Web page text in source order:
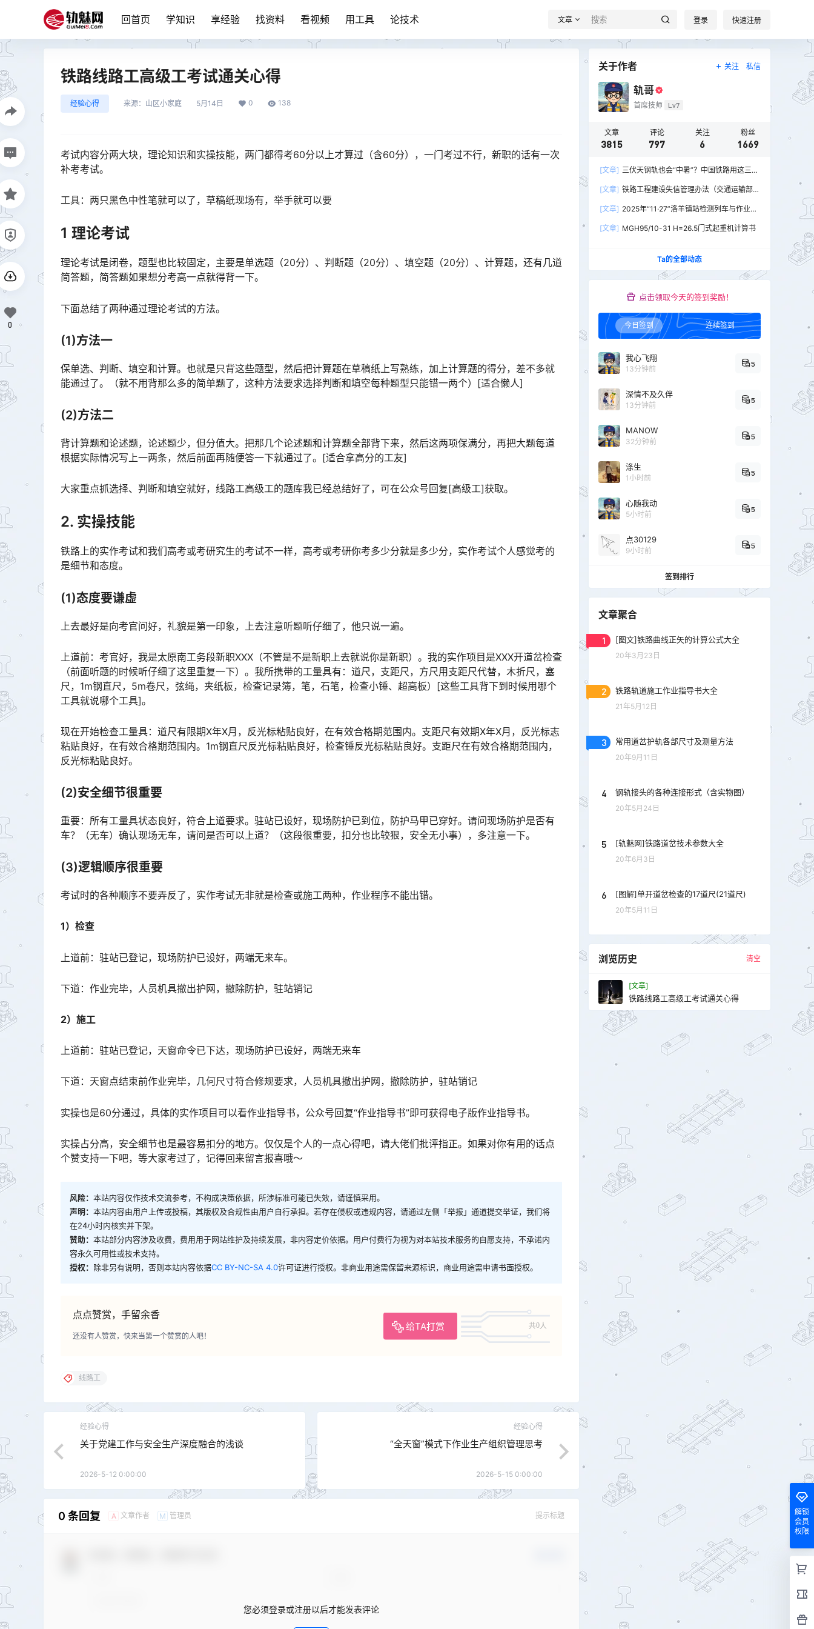
回首页 学知识 享经验 找资料 看视频 用工具 论技术 文章 登录 快速注册
铁路线路工高级工考试通关心得
经验心得 来源： 山区小家庭 5月14日 0 138
考试内容分两大块，理论知识和实操技能，两门都得考60分以上才算过（含60分），一门考过不行，新职的话有一次
补考考试。
工具：两只黑色中性笔就可以了，草稿纸现场有，举手就可以要
1 理论考试
理论考试是闭卷，题型也比较固定，主要是单选题（20分）、判断题（20分）、填空题（20分）、计算题，还有几道
简答题，简答题如果想分考高一点就得背一下。
下面总结了两种通过理论考试的方法。
(1)方法一
保单选、判断、填空和计算。也就是只背这些题型，然后把计算题在草稿纸上写熟练，加上计算题的得分，差不多就
能通过了。（就不用背那么多的简单题了，这种方法要求选择判断和填空每种题型只能错一两个）[适合懒人]󠅅󠅃󠄵󠅂󠄪󠇖󠆨󠆨󠇕󠆞󠆒󠅬󠇘󠆭󠆘󠇙󠆝󠅵󠇗󠆭󠆁󠄐󠇗󠅹󠅸󠇖󠆍󠅳󠇖󠅹󠅰󠇖󠆌󠅹
(2)方法二
背计算题和论述题，论述题少，但分值大。把那几个论述题和计算题全部背下来，然后这两项保满分，再把大题每道
根据实际情况写上一两条，然后前面再随便答一下就通过了。[适合拿高分的工友]󠅅󠅃󠄵󠅂󠄪󠇖󠆨󠆨󠇕󠆞󠆒󠅬󠇘󠆭󠆘󠇙󠆝󠅵󠇗󠆭󠆁󠄐󠇗󠅹󠅸󠇖󠆍󠅳󠇖󠅹󠅰󠇖󠆌󠅹
大家重点抓选择、判断和填空就好，线路工高级工的题库我已经总结好了，可在公众号回复[高级工]获取。
2. 实操技能
铁路上的实作考试和我们高考或考研究生的考试不一样，高考或考研你考多少分就是多少分，实作考试个人感觉考的
是细节和态度。
(1)态度要谦虚
上去最好是向考官问好，礼貌是第一印象，上去注意听题听仔细了，他只说一遍。
上道前：考官好，我是太原南工务段新职XXX（不管是不是新职上去就说你是新职）。我的实作项目是XXX开道岔检查
（前面听题的时候听仔细了这里重复一下）。我所携带的工量具有：道尺，支距尺，方尺用支距尺代替，木折尺，塞
尺，1m钢直尺，5m卷尺，弦绳，夹纸板，检查记录簿，笔，石笔，检查小锤、超高板）[这些工具背下到时候用哪个
工具就说哪个工具]。󠅅󠅃󠄵󠅂󠄪󠇖󠆨󠆨󠇕󠆞󠆒󠅬󠇘󠆭󠆘󠇙󠆝󠅵󠇗󠆭󠆁󠄐󠇗󠅹󠅸󠇖󠆍󠅳󠇖󠅹󠅰󠇖󠆌󠅹
现在开始检查工量具：道尺有限期X年X月，反光标粘贴良好，在有效合格期范围内。支距尺有效期X年X月，反光标志
粘贴良好，在有效合格期范围内。1m钢直尺反光标粘贴良好，检查锤反光标粘贴良好。支距尺在有效合格期范围内，
反光标粘贴良好。󠅅󠅃󠄵󠅂󠄪󠇖󠆨󠆨󠇕󠆞󠆒󠅬󠇘󠆭󠆘󠇙󠆝󠅵󠇗󠆭󠆁󠄐󠇗󠅹󠅸󠇖󠆍󠅳󠇖󠅹󠅰󠇖󠆌󠅹
(2)安全细节很重要
重要：所有工量具状态良好，符合上道要求。驻站已设好，现场防护已到位，防护马甲已穿好。请问现场防护是否有
车？（无车）确认现场无车，请问是否可以上道？（这段很重要，扣分也比较狠，安全无小事），多注意一下。󠅅󠅃󠄵󠅂󠄪󠇖󠆨󠆨󠇕󠆞󠆒󠅬󠇘󠆭󠆘󠇙󠆝󠅵󠇗󠆭󠆁󠄐󠇗󠅹󠅸󠇖󠆍󠅳󠇖󠅹󠅰󠇖󠆌󠅹
(3)逻辑顺序很重要
考试时的各种顺序不要弄反了，实作考试无非就是检查或施工两种，作业程序不能出错。
1）检查
上道前：驻站已登记，现场防护已设好，两端无来车。
下道：作业完毕，人员机具撤出护网，撤除防护，驻站销记
2）施工
上道前：驻站已登记，天窗命令已下达，现场防护已设好，两端无来车
下道：天窗点结束前作业完毕，几何尺寸符合修规要求，人员机具撤出护网，撤除防护，驻站销记
实操也是60分通过，具体的实作项目可以看作业指导书，公众号回复“作业指导书”即可获得电子版作业指导书。
实操占分高，安全细节也是最容易扣分的地方。仅仅是个人的一点心得吧，请大佬们批评指正。如果对你有用的话点
个赞支持一下吧，等大家考过了，记得回来留言报喜哦～
风险： 本站内容仅作技术交流参考，不构成决策依据，所涉标准可能已失效，请谨慎采用。
声明： 本站内容由用户上传或投稿，其版权及合规性由用户自行承担。若存在侵权或违规内容，请通过左侧「举报」通道提交举证，我们将
在24小时内核实并下架。
赞助： 本站部分内容涉及收费，费用用于网站维护及持续发展，非内容定价依据。用户付费行为视为对本站技术服务的自愿支持，不承诺内
容永久可用性或技术支持。
授权： 除非另有说明，否则本站内容依据CC BY-NC-SA 4.0许可证进行授权。非商业用途需保留来源标识，商业用途需申请书面授权。
点点赞赏，手留余香
给TA打赏 共0人
还没有人赞赏，快来当第一个赞赏的人吧！
0
线路工
经验心得
关于党建工作与安全生产深度融合的浅谈
2026-5-12 0:00:00
经验心得
“全天窗”模式下作业生产组织管理思考
2026-5-15 0:00:00
0 条回复 A 文章作者 M 管理员 提示标题
您必须登录或注册以后才能发表评论
关于作者 关注 私信
轨哥
首席技师 Lv7
文章
3815
评论
797
关注
6
粉丝
1669
[文章] 三伏天钢轨也会“中暑”？中国铁路用这三招
[文章] 铁路工程建设失信管理办法（交通运输部
[文章] 2025年“11·27”洛羊镇站检测列车与作业人
[文章] MGH95/10-31 H=26.5门式起重机计算书
Ta的全部动态
点击领取今天的签到奖励！
今日签到 连续签到
我心飞翔
13分钟前
5
深情不及久伴
13分钟前
5
MANOW
32分钟前
5
涤生
1小时前
5
心随我动
5小时前
5
点30129
9小时前
5
签到排行
文章聚合
1 [图文]铁路曲线正矢的计算公式大全
20年3月23日
2 铁路轨道施工作业指导书大全
21年5月12日
3 常用道岔护轨各部尺寸及测量方法
20年9月11日
4 钢轨接头的各种连接形式（含实物图）
20年5月24日
5 [轨魅网]铁路道岔技术参数大全
20年6月3日
6 [图解]单开道岔检查的17道尺(21道尺)
20年5月11日
浏览历史 清空
[文章]
铁路线路工高级工考试通关心得
解锁
会员
权限